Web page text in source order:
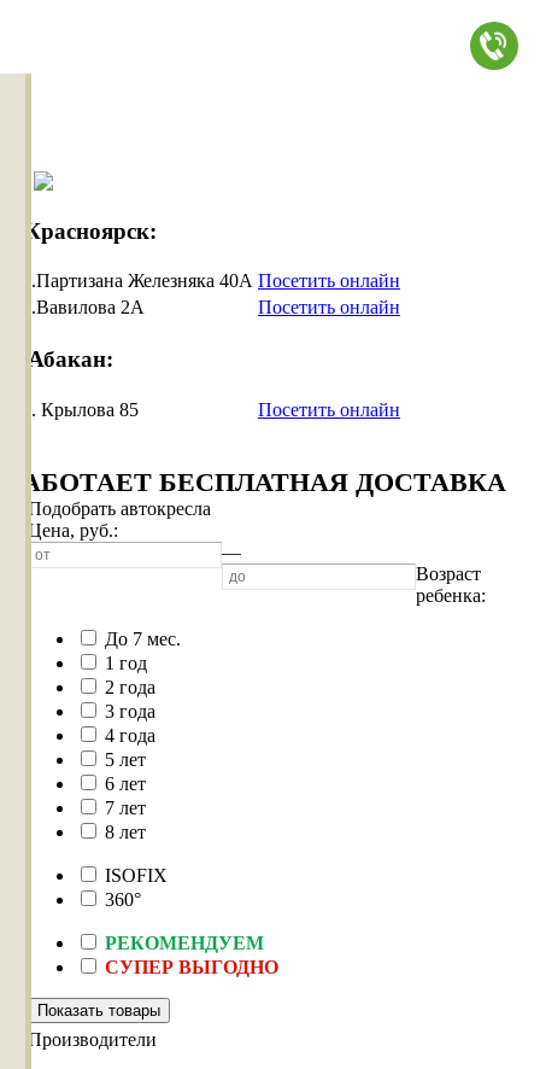
г.Красноярск:
ул.Партизана Железняка 40А Посетить онлайн
ул.Вавилова 2А
Посетить онлайн
г.Абакан:
ул. Крылова 85 Посетить онлайн
РАБОТАЕТ БЕСПЛАТНАЯ ДОСТАВКА
Подобрать автокресла
Цена, руб.:
—
Возраст
ребенка:
До 7 мес.
1 год
2 года
3 года
4 года
5 лет
6 лет
7 лет
8 лет
ISOFIX
360°
РЕКОМЕНДУЕМ
СУПЕР ВЫГОДНО
Производители